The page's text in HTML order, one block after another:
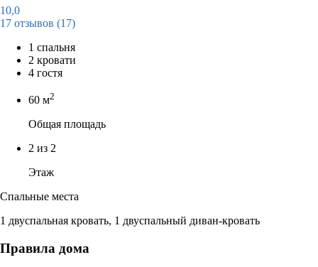
10,0
17 отзывов (17)
1 спальня
2 кровати
4 гостя
60 м2
Общая площадь
2 из 2
Этаж
Спальные места
1 двуспальная кровать, 1 двуспальный диван-кровать
Правила дома